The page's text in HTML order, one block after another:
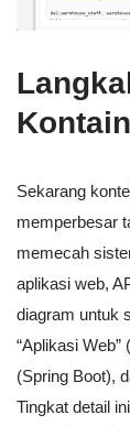
Sekarang
memperbesar
memecah
aplikasi web,
diagram untuk
“Aplikasi
(Spring Boot),
Tingkat detail